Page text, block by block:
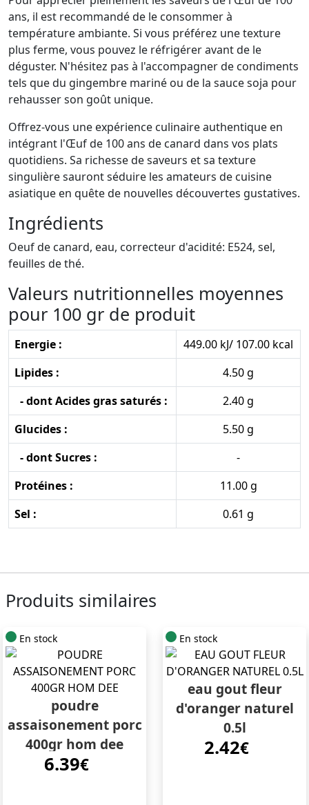
ans, il est recommandé de le consommer à
température ambiante. Si vous préférez une texture
plus ferme, vous pouvez le réfrigérer avant de le
déguster. N'hésitez pas à l'accompagner de condiments
tels que du gingembre mariné ou de la sauce soja pour
rehausser son goût unique.
Offrez-vous une expérience culinaire authentique en
intégrant l'Œuf de 100 ans de canard dans vos plats
quotidiens. Sa richesse de saveurs et sa texture
singulière sauront séduire les amateurs de cuisine
asiatique en quête de nouvelles découvertes gustatives.
Ingrédients
Oeuf de canard, eau, correcteur d'acidité: E524, sel,
feuilles de thé.
Valeurs nutritionnelles moyennes
pour 100 gr de produit
Energie :
449.00 kJ/ 107.00 kcal
Lipides :
4.50 g
- dont Acides gras saturés :
2.40 g
Glucides :
5.50 g
- dont Sucres :
-
Protéines :
11.00 g
Sel :
0.61 g
Produits similaires
En stock
poudre
assaisonement porc
400gr hom dee
6.39€
En stock
eau gout fleur
d'oranger naturel
0.5l
2.42€